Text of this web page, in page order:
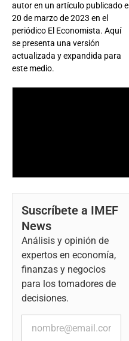
autor en un artículo publicado el
20 de marzo de 2023 en el
periódico El Economista. Aquí
se presenta una versión
actualizada y expandida para
este medio.
Suscríbete a IMEF
News
Análisis y opinión de
expertos en economía,
finanzas y negocios
para los tomadores de
decisiones.